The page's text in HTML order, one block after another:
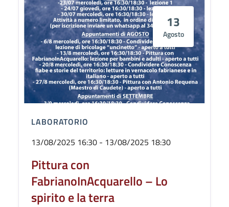
13
Agosto
LABORATORIO
13/08/2025 16:30 - 13/08/2025 18:30
Pittura con
FabrianoInAcquarello – Lo
spirito e la terra